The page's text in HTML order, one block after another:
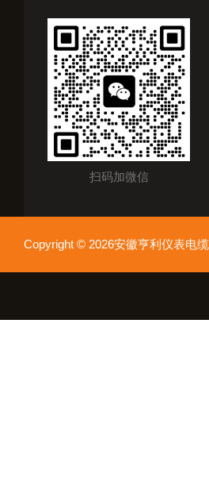
扫码加微信
Copyright © 2026安徽亨利仪表电